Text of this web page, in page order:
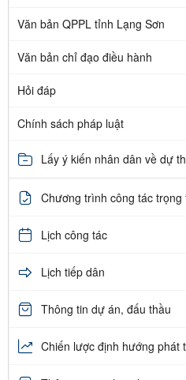
Văn bản QPPL tỉnh Lạng Sơn
Văn bản chỉ đạo điều hành
Hỏi đáp
Chính sách pháp luật
Lấy ý kiến nhân dân về dự
Chương trình công tác trọng
Lịch công tác
Lịch tiếp dân
Thông tin dự án, đấu thầu
Chiến lược định hướng phát